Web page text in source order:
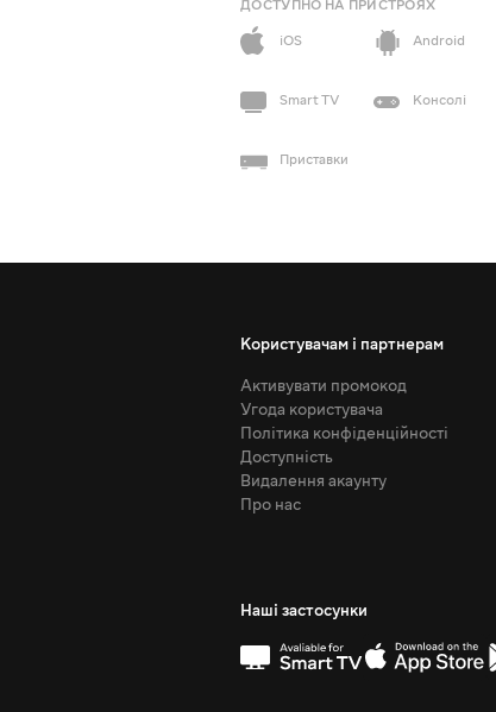
ДОСТУПНО НА ПРИСТРОЯХ
iOS
Android
Smart TV Консолі
Приставки
Користувачам і партнерам
Активувати промокод
Угода користувача
Політика конфіденційності
Доступність
Видалення акаунту
Про нас
Наші застосунки